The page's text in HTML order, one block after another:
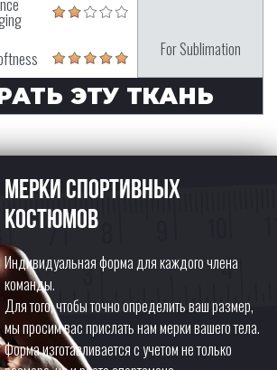
For Sublimation
ЭТУ ТКАНЬ
Мерки спортивных
костюмов
Индивидуальная форма для каждого члена
команды.
Для того, чтобы точно определить ваш размер,
мы просим вас прислать нам мерки вашего тела.
Форма изготавливается с учетом не только